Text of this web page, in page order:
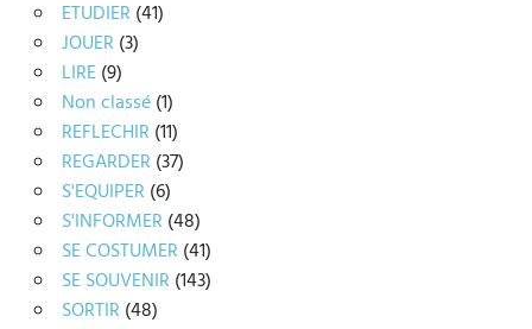
ETUDIER (41)
JOUER (3)
LIRE(9)
Non classé(1)
REFLECHIR (11)
REGARDER (37)
S'EQUIPER (6)
S'INFORMER (48)
SE COSTUMER (41)
SE SOUVENIR (143)
SORTIR (48)